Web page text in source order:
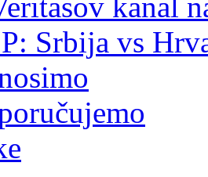
Srbija vs